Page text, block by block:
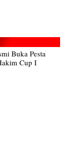
Buka Pesta
Cup I